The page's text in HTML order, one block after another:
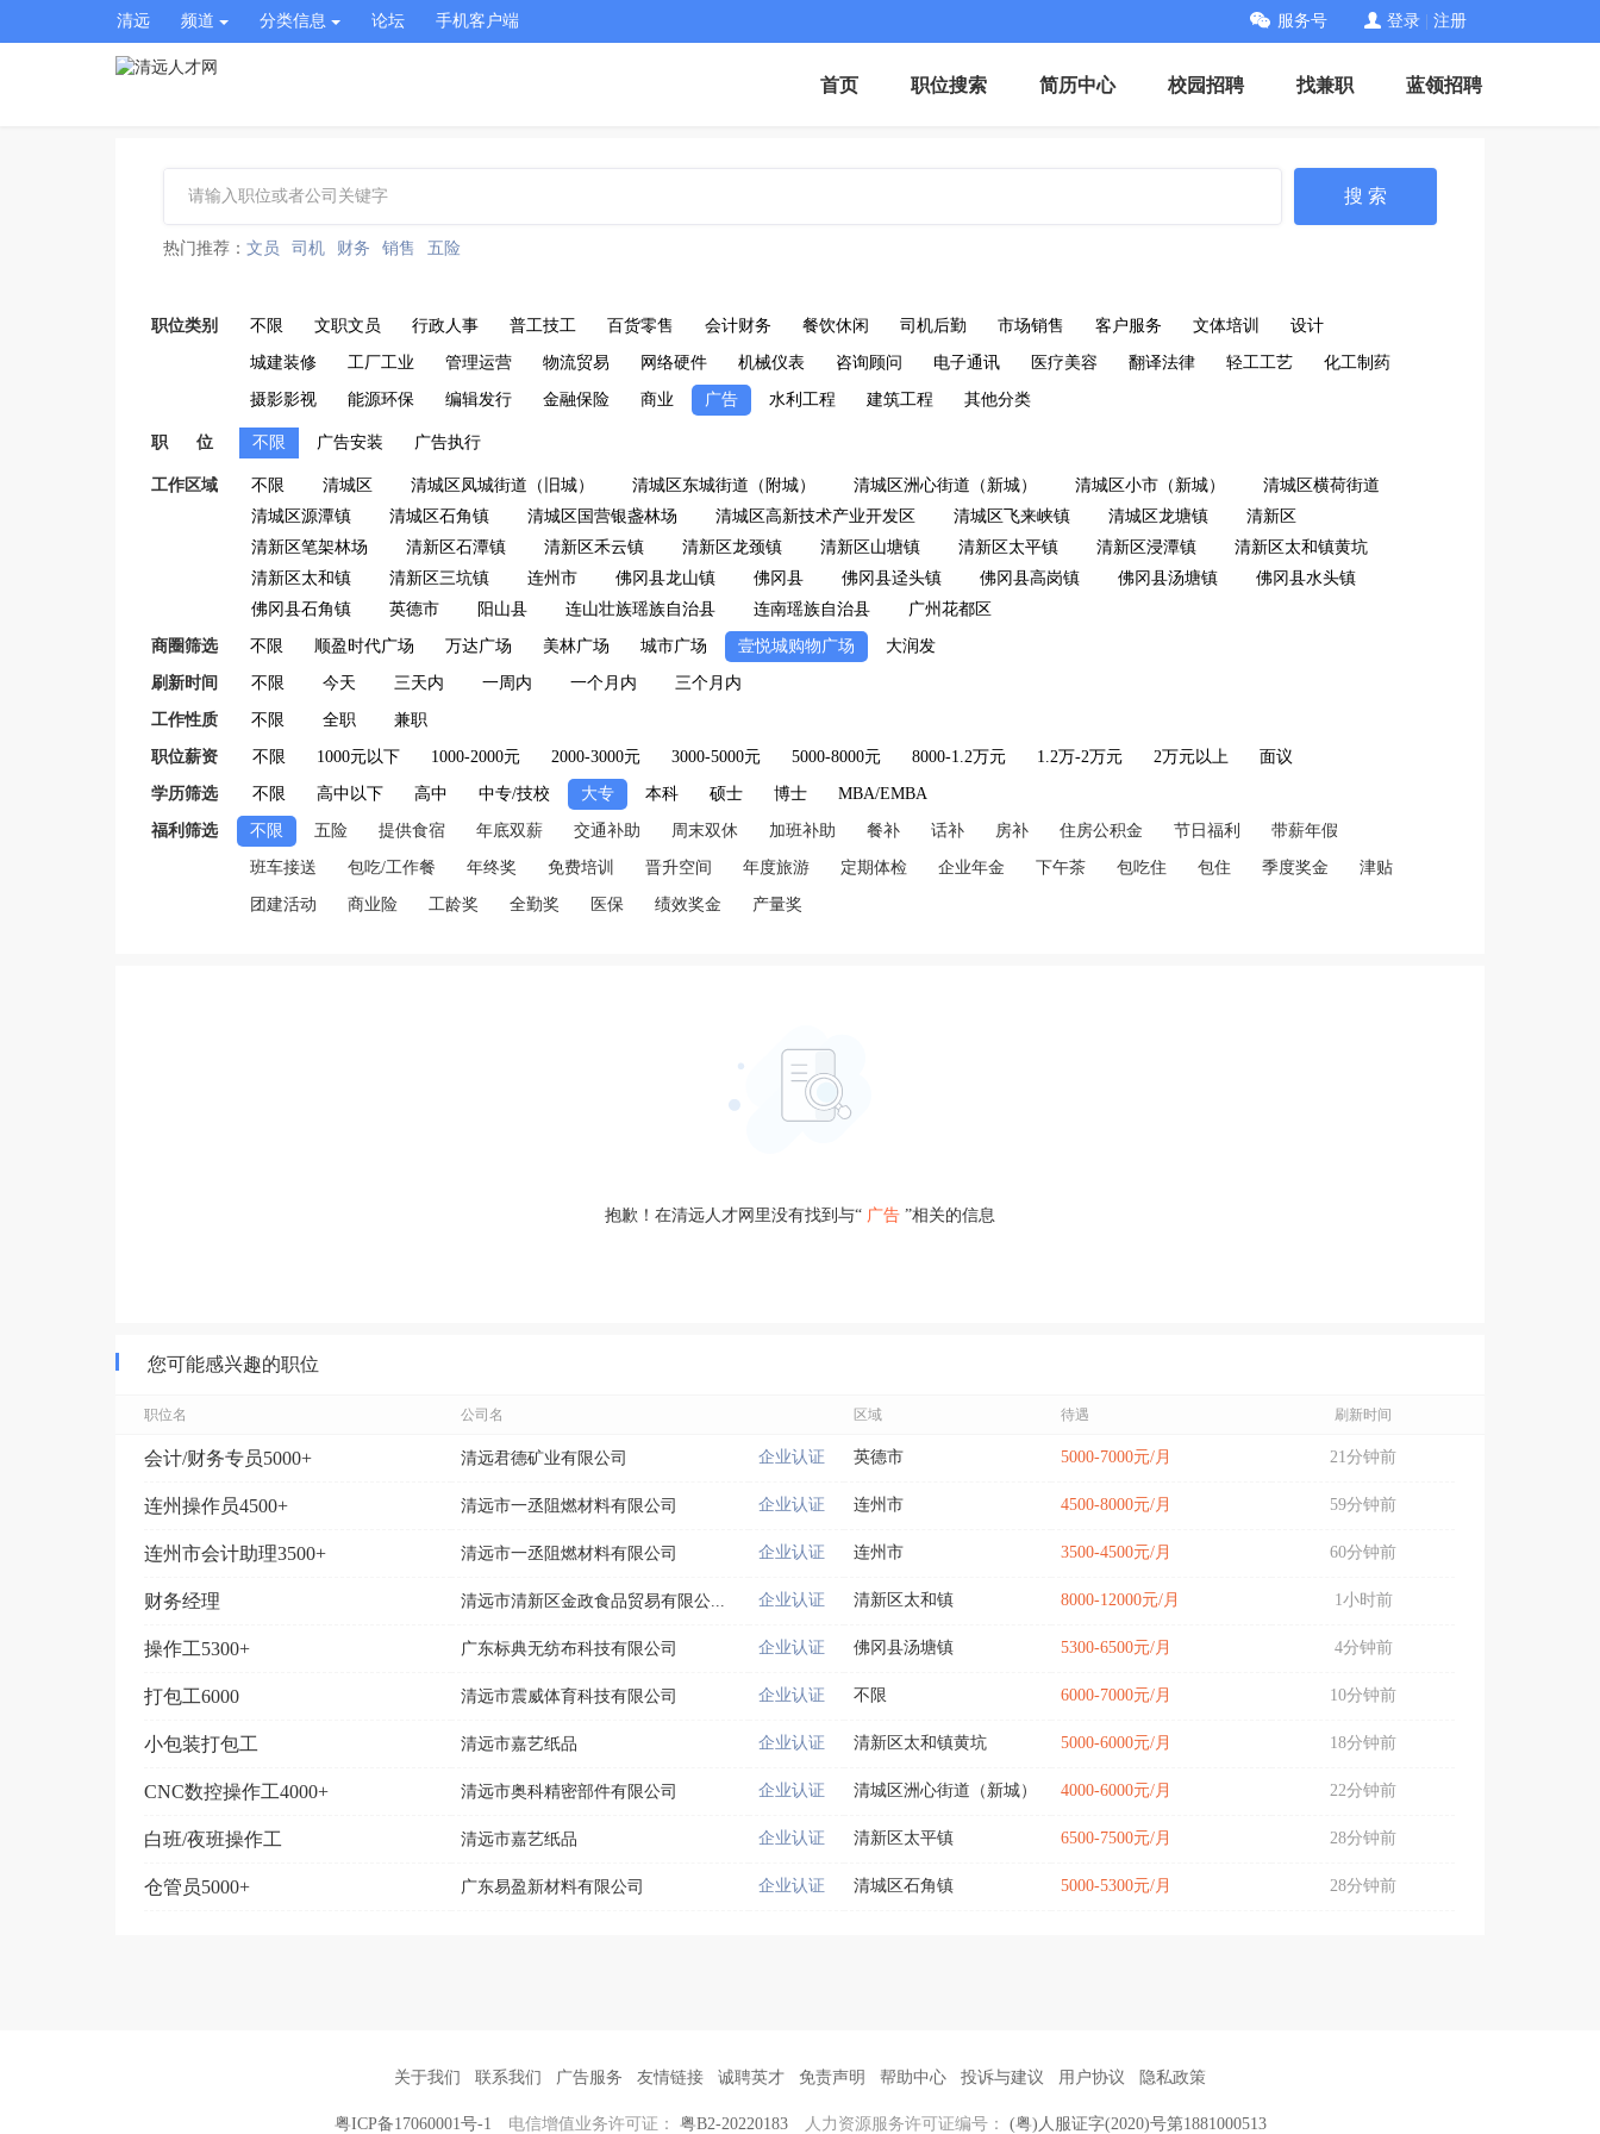
清远 频道 分类信息 论坛 手机客户端 服务号 登录 注册
首页 职位搜索 简历中心 校园招聘 找兼职 蓝领招聘
搜 索
热门推荐： 文员 司机 财务 销售 五险
职位类别 不限 文职文员 行政人事 普工技工 百货零售 会计财务 餐饮休闲 司机后勤 市场销售 客户服务 文体培训 设计
城建装修 工厂工业 管理运营 物流贸易 网络硬件 机械仪表 咨询顾问 电子通讯 医疗美容 翻译法律 轻工工艺 化工制药
摄影影视 能源环保 编辑发行 金融保险 商业 广告 水利工程 建筑工程 其他分类
职 位 不限 广告安装 广告执行
工作区域 不限 清城区 清城区凤城街道（旧城） 清城区东城街道（附城） 清城区洲心街道（新城） 清城区小市（新城）
清城区横荷街道
清城区源潭镇
清城区石角镇 清城区国营银盏林场 清城区高新技术产业开发区 清城区飞来峡镇 清城区龙塘镇
清新区
清新区笔架林场
清新区石潭镇 清新区禾云镇 清新区龙颈镇 清新区山塘镇 清新区太平镇 清新区浸潭镇
清新区太和镇黄坑
清新区太和镇
清新区三坑镇 连州市 佛冈县龙山镇 佛冈县 佛冈县迳头镇 佛冈县高岗镇 佛冈县汤塘镇
佛冈县水头镇
佛冈县石角镇
英德市 阳山县 连山壮族瑶族自治县 连南瑶族自治县 广州花都区
商圈筛选 不限 顺盈时代广场 万达广场 美林广场 城市广场 壹悦城购物广场 大润发
刷新时间 不限 今天 三天内 一周内 一个月内 三个月内
工作性质 不限 全职 兼职
职位薪资 不限 1000元以下 1000-2000元 2000-3000元 3000-5000元 5000-8000元 8000-1.2万元 1.2万-2万元 2万元以上 面议
学历筛选 不限 高中以下 高中 中专/技校 大专 本科 硕士 博士 MBA/EMBA
福利筛选 不限 五险 提供食宿 年底双薪 交通补助 周末双休 加班补助 餐补 话补 房补 住房公积金 节日福利 带薪年假
班车接送 包吃/工作餐 年终奖 免费培训 晋升空间 年度旅游 定期体检 企业年金 下午茶 包吃住 包住 季度奖金 津贴
团建活动 商业险 工龄奖 全勤奖 医保 绩效奖金 产量奖
抱歉！在清远人才网里没有找到与“ 广告 ”相关的信息
您可能感兴趣的职位
职位名 公司名 区域 待遇 刷新时间
会计/财务专员5000+ 清远君德矿业有限公司 企业认证 英德市 5000-7000元/月 21分钟前
连州操作员4500+ 清远市一丞阻燃材料有限公司 企业认证 连州市 4500-8000元/月 59分钟前
连州市会计助理3500+ 清远市一丞阻燃材料有限公司 企业认证 连州市 3500-4500元/月 60分钟前
财务经理 清远市清新区金政食品贸易有限公... 企业认证 清新区太和镇 8000-12000元/月 1小时前
操作工5300+ 广东标典无纺布科技有限公司 企业认证 佛冈县汤塘镇 5300-6500元/月 4分钟前
打包工6000 清远市震威体育科技有限公司 企业认证 不限 6000-7000元/月 10分钟前
小包装打包工 清远市嘉艺纸品 企业认证 清新区太和镇黄坑 5000-6000元/月 18分钟前
CNC数控操作工4000+ 清远市奥科精密部件有限公司 企业认证 清城区洲心街道（新城） 4000-6000元/月 22分钟前
白班/夜班操作工 清远市嘉艺纸品 企业认证 清新区太平镇 6500-7500元/月 28分钟前
仓管员5000+ 广东易盈新材料有限公司 企业认证 清城区石角镇 5000-5300元/月 28分钟前
关于我们 联系我们 广告服务 友情链接 诚聘英才 免责声明 帮助中心 投诉与建议 用户协议 隐私政策
粤ICP备17060001号-1 电信增值业务许可证： 粤B2-20220183 人力资源服务许可证编号： (粤)人服证字(2020)号第1881000513